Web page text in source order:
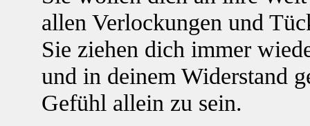
allen Verlockungen und
Sie ziehen dich immer
und in deinem Widerstand
Gefühl allein zu sein.